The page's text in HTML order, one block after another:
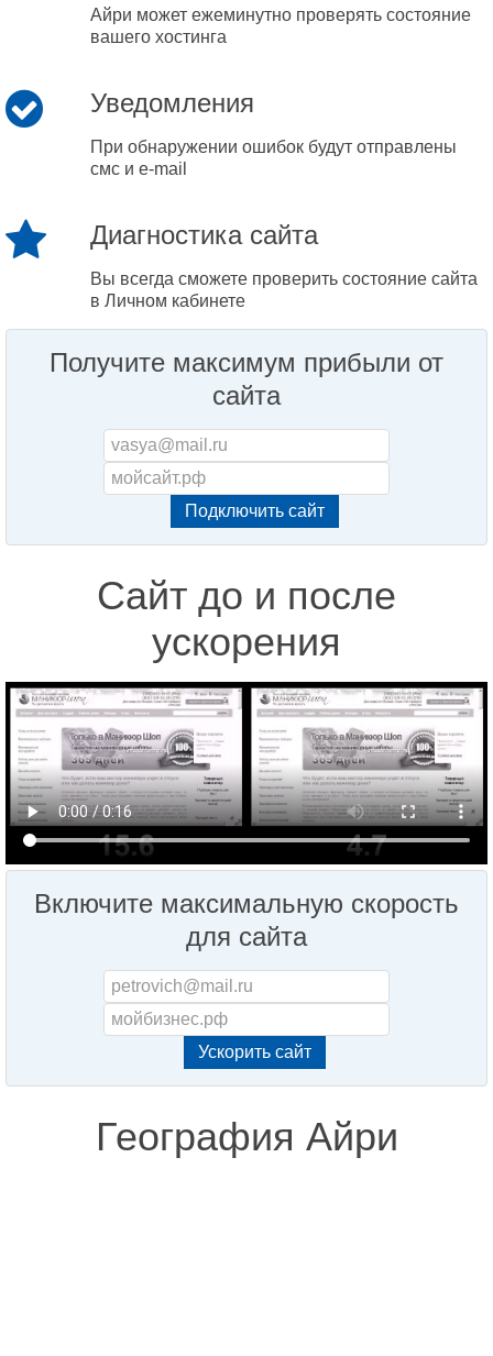
Айри может ежеминутно проверять состояние
вашего хостинга
Уведомления
При обнаружении ошибок будут отправлены
смс и e-mail
Диагностика сайта
Вы всегда сможете проверить состояние сайта
в Личном кабинете
Получите максимум прибыли от
сайта
Сайт до и после
ускорения
Включите максимальную скорость
для сайта
География Айри